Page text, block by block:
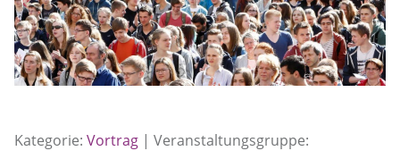
Kategorie: Vortrag | Veranstaltungsgruppe: